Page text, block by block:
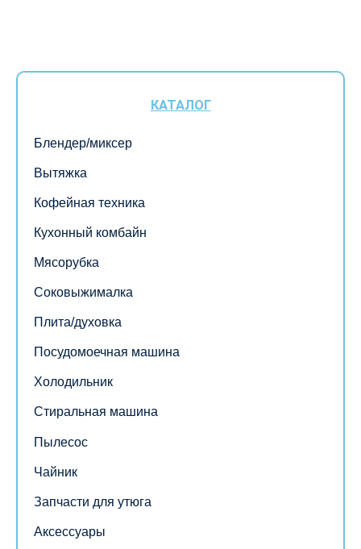
КАТАЛОГ
Блендер/миксер
Вытяжка
Кофейная техника
Кухонный комбайн
Мясорубка
Соковыжималка
Плита/духовка
Посудомоечная машина
Холодильник
Стиральная машина
Пылесос
Чайник
Запчасти для утюга
Аксессуары